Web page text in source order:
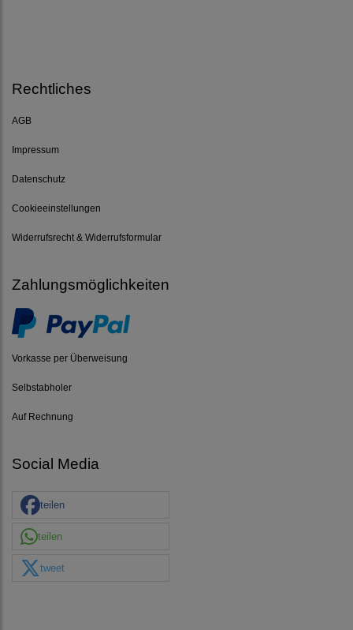
Rechtliches
AGB
Impressum
Datenschutz
Cookieeinstellungen
Widerrufsrecht & Widerrufsformular
Zahlungsmöglichkeiten
Vorkasse per Überweisung
Selbstabholer
Auf Rechnung
Social Media
teilen
teilen
tweet